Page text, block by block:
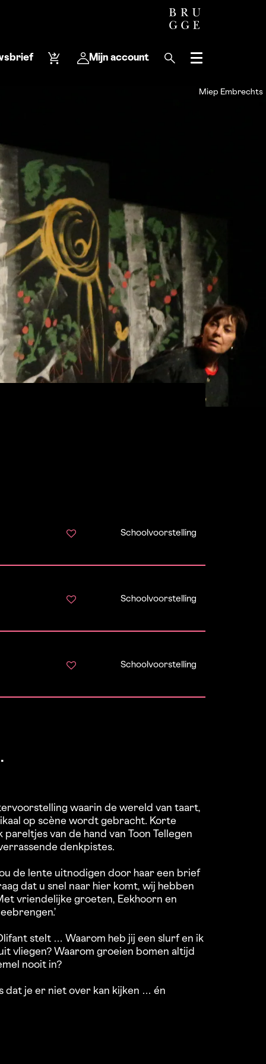
Mijn account Menu
Miep Embrechts
Schoolvoorstelling
Schoolvoorstelling
Schoolvoorstelling
waarin de wereld van taart,
op scène wordt gebracht. Korte
van de hand van Toon Tellegen
denkpistes.
de lente uitnodigen door haar een brief
dat u snel naar hier komt, wij hebben
vriendelijke groeten, Eekhoorn en
stelt … Waarom heb jij een slurf en ik
vliegen? Waarom groeien bomen altijd
nooit in?
dat je er niet over kan kijken … én